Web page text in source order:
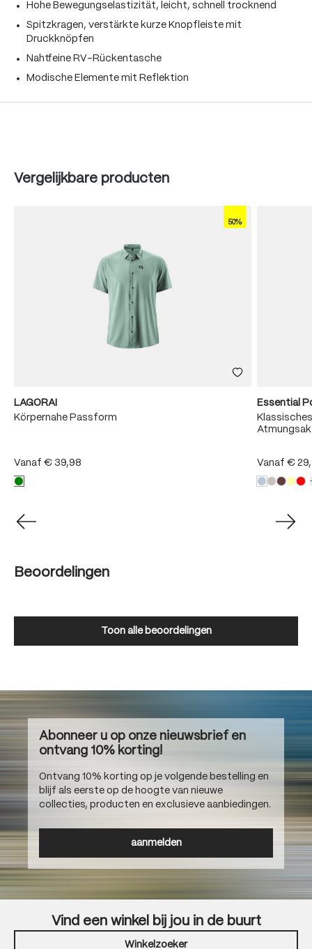
Hohe Bewegungselastizität, leicht, schnell trocknend
Spitzkragen, verstärkte kurze Knopfleiste mit
Druckknöpfen
Nahtfeine RV-Rückentasche
Modische Elemente mit Reflektion
Produktgalerie überspringen
Vergelijkbare producten
50%
LAGORAI
Körpernahe Passform
Vanaf € 39,98
Essential
Vanaf €
Beoordelingen
Toon alle beoordelingen
Abonneer u op onze nieuwsbrief en
ontvang 10% korting!
Ontvang 10% korting op je volgende bestelling en
blijf als eerste op de hoogte van nieuwe
collecties, producten en exclusieve aanbiedingen.
aanmelden
Vind een winkel bij jou in de buurt
Winkelzoeker